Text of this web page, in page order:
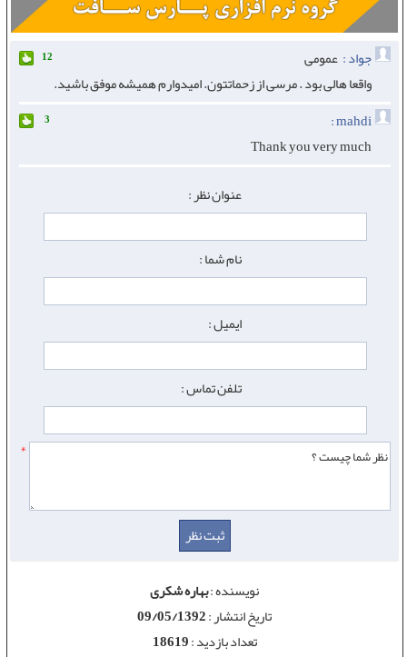
جواد : عمومی 12
واقعا هالی بود . مرسی از زحماتتون. امیدوارم همیشه موفق باشید.
mahdi :
3
Thank you very much
عنوان نظر :
نام شما :
ایمیل :
تلفن تماس :
*
نویسنده :بهاره شکری
تاریخ انتشار :09/05/1392
تعداد بازدید :18619